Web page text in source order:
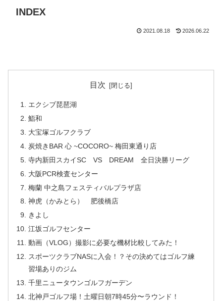
INDEX
2021.08.18 2026.06.22
目次
エクシブ琵琶湖
鮨和
大宝塚ゴルフクラブ
炭焼きBAR 心 ~COCORO~ 梅田東通り店
寺内新田スカイSC VS DREAM 全日決勝リーグ
大阪PCR検査センター
梅蘭 中之島フェスティバルプラザ店
神虎（かみとら） 肥後橋店
きよし
江坂ゴルフセンター
動画（VLOG）撮影に必要な機材比較してみた！
スポーツクラブNASに入会！？その決めてはゴルフ練
習場ありのジム
千里ニュータウンゴルフガーデン
北神戸ゴルフ場！土曜日朝7時45分〜ラウンド！